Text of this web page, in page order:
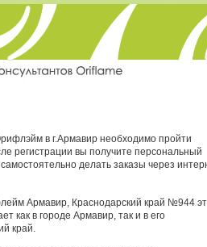
в г.Армавир необходимо пройти
регистрации вы получите персональный
делать заказы через
Армавир, Краснодарский край №944
как в городе Армавир, так и в его
край.